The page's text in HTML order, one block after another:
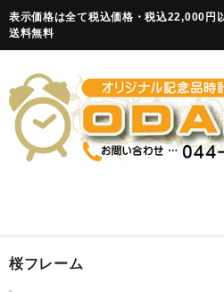
表示価格は全て税込価格・税込22,000円
送料無料
HOME
桜フレーム